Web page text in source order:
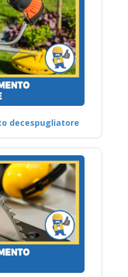
decespugliatore